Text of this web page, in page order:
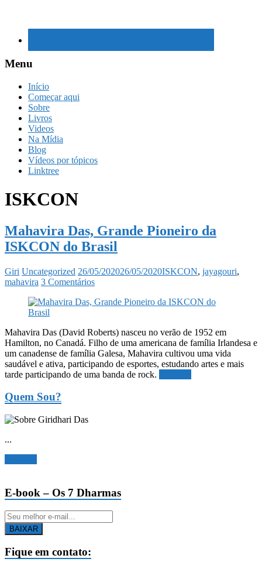
Menu
Início
Começar aqui
Sobre
Livros
Videos
Na Mídia
Blog
Vídeos por tópicos
Linktree
ISKCON
Mahavira Das, Grande Pioneiro da
ISKCON do Brasil
Giri Uncategorized 26/05/202026/05/2020ISKCON, jayagouri,
mahavira 3 Comentários
Mahavira Das (David Roberts) nasceu no verão de 1952 em
Hamilton, no Canadá. Filho de uma americana de família Irlandesa e
um canadense de família Galesa, Mahavira cultivou uma vida
saudável e ativa, participando de esportes, estudando artes e mais
tarde participando de uma banda de rock.
Quem Sou?
...
E-book – Os 7 Dharmas
BAIXAR
Fique em contato: